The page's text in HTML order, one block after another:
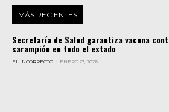
MÁS RECIENTES
Secretaría de Salud garantiza vacuna
sarampión en todo el estado
EL INCORRECTO ENERO 23, 2026